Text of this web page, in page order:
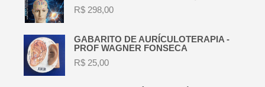
R$ 298,00
GABARITO DE AURÍCULOTERAPIA -
PROF WAGNER FONSECA
R$ 25,00